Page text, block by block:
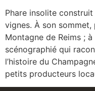
Phare insolite
vignes. À son sommet,
Montagne de Reims ;
scénographié qui
l’histoire du
petits producteurs